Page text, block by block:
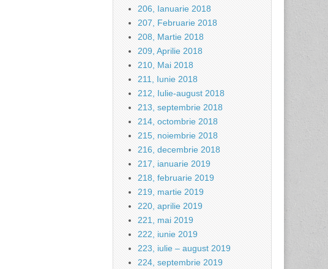
206, Ianuarie 2018
207, Februarie 2018
208, Martie 2018
209, Aprilie 2018
210, Mai 2018
211, Iunie 2018
212, Iulie-august 2018
213, septembrie 2018
214, octombrie 2018
215, noiembrie 2018
216, decembrie 2018
217, ianuarie 2019
218, februarie 2019
219, martie 2019
220, aprilie 2019
221, mai 2019
222, iunie 2019
223, iulie – august 2019
224, septembrie 2019